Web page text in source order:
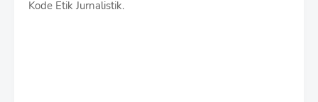
Kode Etik Jurnalistik.